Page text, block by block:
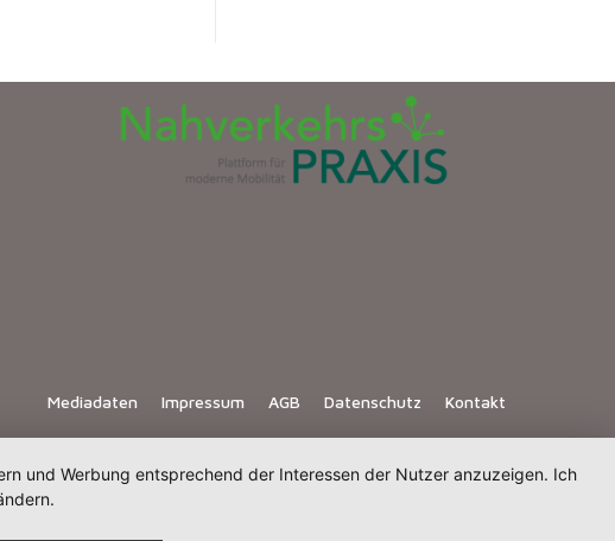
Mediadaten Impressum AGB Datenschutz Kontakt
und Werbung entsprechend der Interessen der Nutzer anzuzeigen. Ich